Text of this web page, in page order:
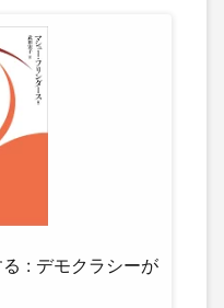
る : デモクラシーが